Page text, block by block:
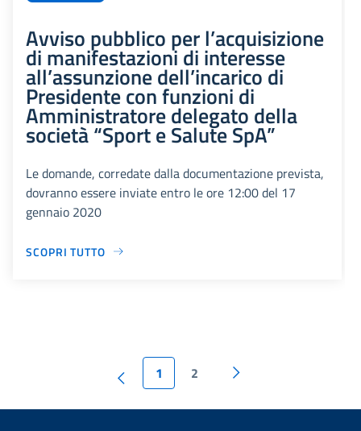
Avviso pubblico per l’acquisizione
di manifestazioni di interesse
all’assunzione dell’incarico di
Presidente con funzioni di
Amministratore delegato della
società “Sport e Salute SpA”
Le domande, corredate dalla documentazione prevista,
dovranno essere inviate entro le ore 12:00 del 17
gennaio 2020
SCOPRI TUTTO
1 2